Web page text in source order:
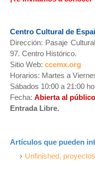
Centro Cultural de
Dirección: Pasaje
97. Centro Histórico.
Sitio Web: ccemx.org
Horarios: Martes a
Sábados 10:00 a 21:00
Fecha: Abierta al
Entrada Libre.
Artículos que pueden
Unfinished,